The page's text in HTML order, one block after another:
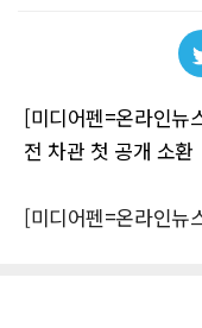
[미디어펜=온라인뉴
전 차관 첫 공개 소환
[미디어펜=온라인뉴